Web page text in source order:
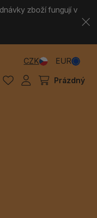
zboží fungují v
CZK
EUR
Prázdný